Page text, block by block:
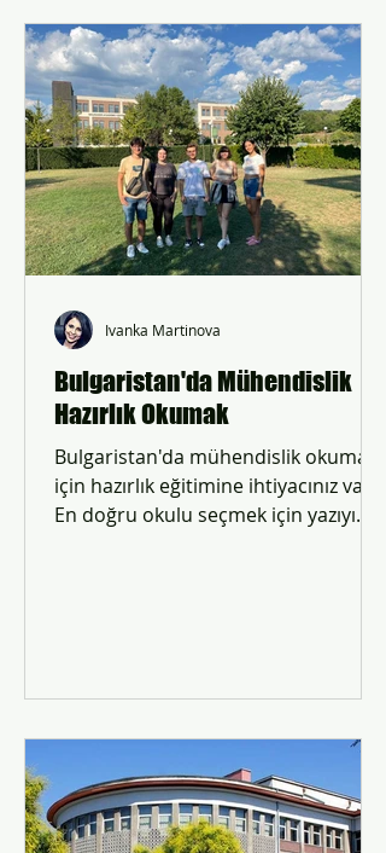
Bulgaristan'da Mühendislik
Hazırlık Okumak
Bulgaristan'da mühendislik okumak
için hazırlık eğitimine ihtiyacınız var!
En doğru okulu seçmek için yazıyı
Ivanka Martinova